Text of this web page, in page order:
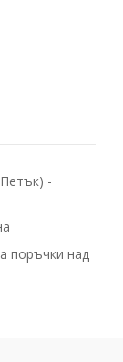
-
поръчки над